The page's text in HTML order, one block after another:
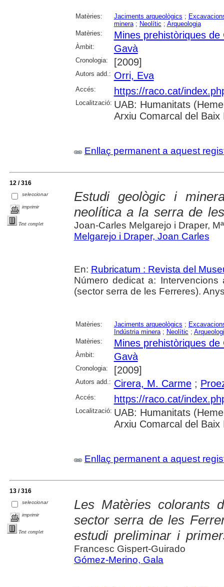
Matèries: Jaciments arqueològics ;
minera; Neolític ; Arqueologia
Matèries:
Mines prehistòriques de
Àmbit: Gavà
Cronologia: [2009]
Autors add.: Orri, Eva
Accés: https://raco.cat/
Localització: UAB: Humanitats
Arxiu Comarcal del
Enllaç permanent a aquest
12 / 316
seleccionar
imprimir
Text complet
Estudi geològic i
neolítica a la serra de
Joan-Carles Melgarejo i Draper,
Melgarejo i Draper, Joan Carles
En: Rubricatum : Revista del
Número dedicat a:
(sector serra de les Ferreres).
Matèries: Jaciments arqueològics ;
Indústria minera; Neolític ;
Matèries:
Mines prehistòriques de
Àmbit: Gavà
Cronologia: [2009]
Autors add.: Cirera, M. Carme;
Accés: https://raco.cat/
Localització: UAB: Humanitats
Arxiu Comarcal del
Enllaç permanent a aquest
13 / 316
seleccionar
imprimir
Text complet
Les Matèries colorants
sector serra de les
estudi preliminar i
Francesc Gispert-Guirado
Gómez-Merino, Gala